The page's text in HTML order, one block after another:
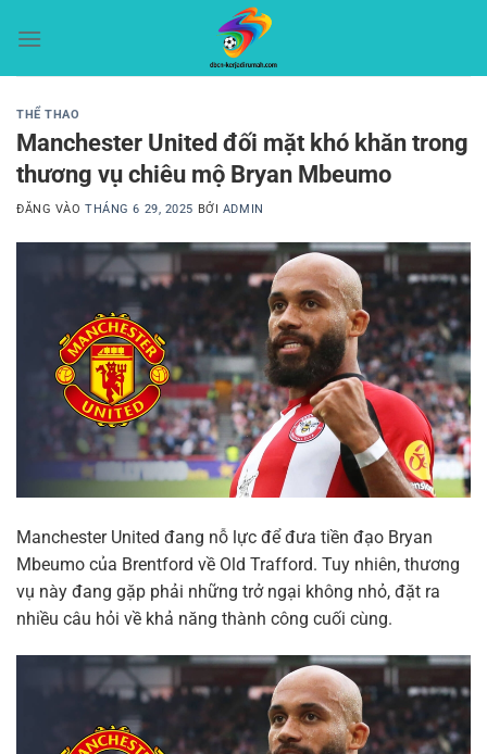
qua
THỂ THAO
Manchester United đối mặt khó khăn trong
thương vụ chiêu mộ Bryan Mbeumo
ĐĂNG VÀOTHÁNG 6 29, 2025 BỞI ADMIN
Manchester United đang nỗ lực để đưa tiền đạo Bryan
Mbeumo của Brentford về Old Trafford. Tuy nhiên, thương
vụ này đang gặp phải những trở ngại không nhỏ, đặt ra
nhiều câu hỏi về khả năng thành công cuối cùng.